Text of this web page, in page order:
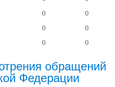
0
0
0
0
0 0
обращений
Федерации